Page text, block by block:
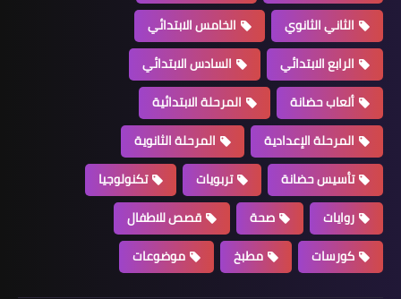
الثاني الثانوي
الخامس الابتدائي
الرابع الابتدائي
السادس الابتدائي
ألعاب حضانة
المرحلة الابتدائية
المرحلة الإعدادية
المرحلة الثانوية
تأسيس حضانة
تربويات
تكنولوجيا
روايات
صحة
قصص للاطفال
كورسات
مطبخ موضوعات